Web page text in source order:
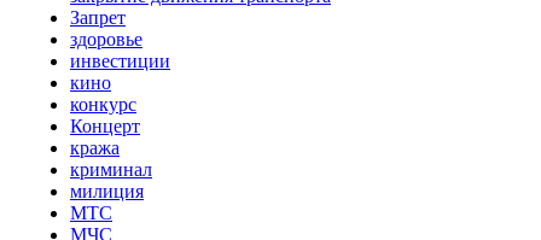
Запрет
здоровье
инвестиции
кино
конкурс
Концерт
кража
криминал
милиция
МТС
МЧС